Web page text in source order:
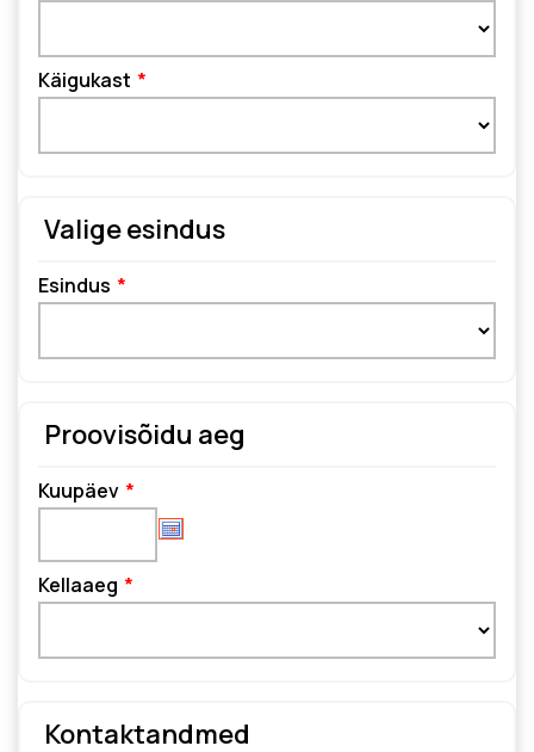
Käigukast
Valige esindus
Esindus
Proovisõidu aeg
Kuupäev
Kellaaeg
Kontaktandmed